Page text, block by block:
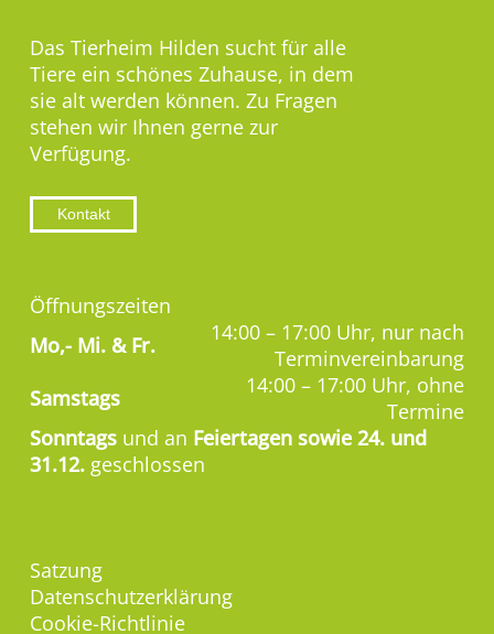
Das Tierheim Hilden sucht für alle
Tiere ein schönes Zuhause, in dem
sie alt werden können. Zu Fragen
stehen wir Ihnen gerne zur
Verfügung.
Kontakt
Öffnungszeiten
Mo,- Mi. & Fr.
14:00 – 17:00 Uhr, nur nach
Terminvereinbarung
Samstags
14:00 – 17:00 Uhr, ohne
Termine
Sonntags und an Feiertagen sowie 24. und
31.12. geschlossen
Satzung
Datenschutzerklärung
Cookie-Richtlinie